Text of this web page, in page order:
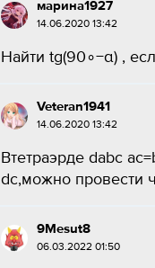
марина1927
14.06.2020 13:42
Найти tg(90∘−α) ,
Veteran1941
14.06.2020 13:42
Втетраэрде dabc
dc,можно провести
9Mesut8
06.03.2022 01:50